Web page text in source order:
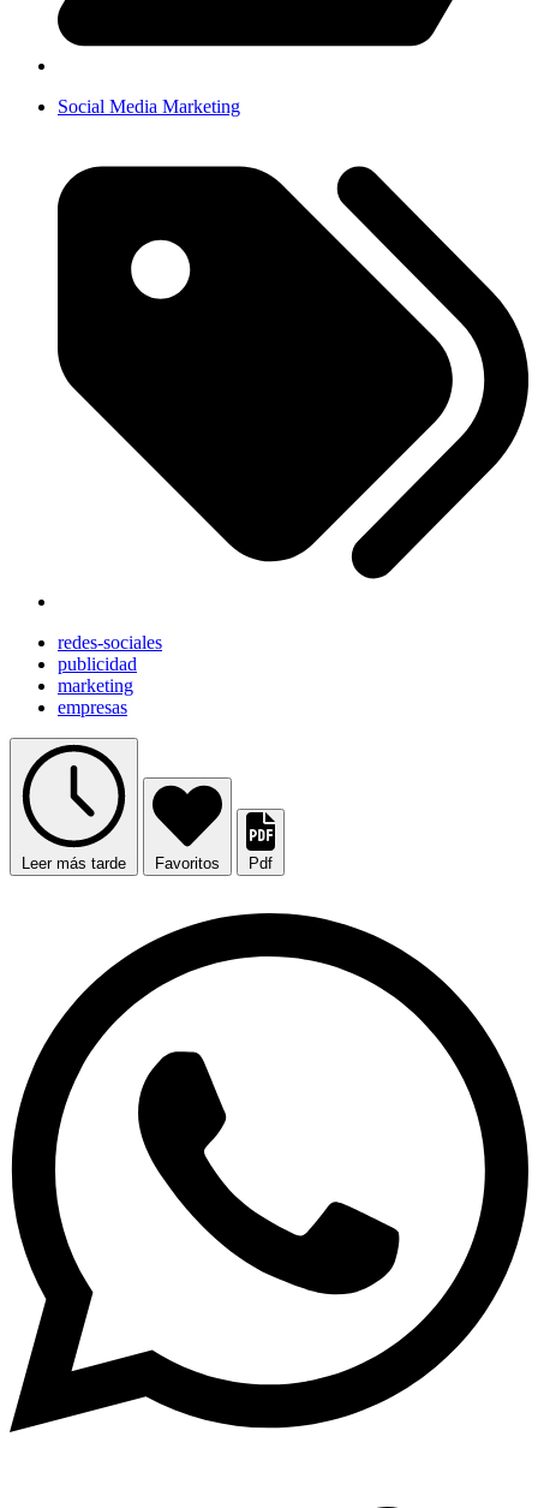
Social Media Marketing
redes-sociales
publicidad
marketing
empresas
Leer más tarde Favoritos Pdf